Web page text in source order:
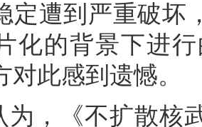
定遭到严重破坏
化的背景下进
对此感到遗憾。
为，《不扩散核